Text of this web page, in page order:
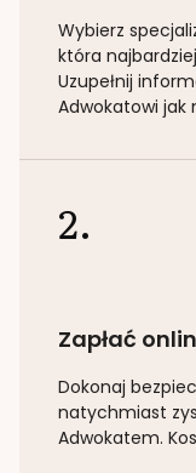
Wybierz
która
Uzupełnij
Adwokatowi jak
2.
Zapłać
Dokonaj
natychmiast
Adwokatem.